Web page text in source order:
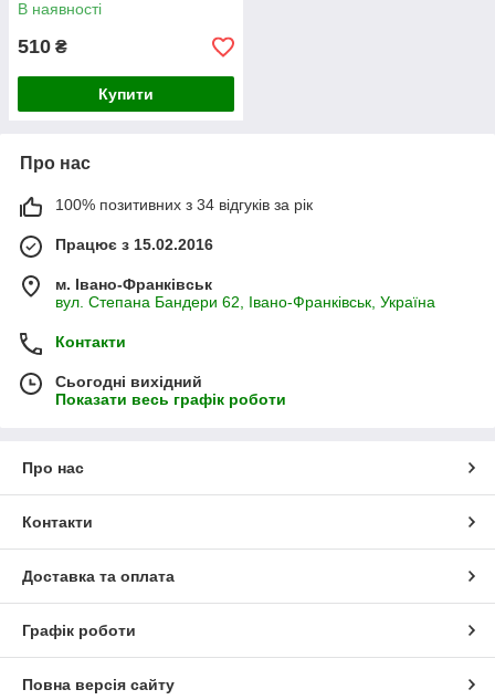
В наявності
510 ₴
Купити
Про нас
100% позитивних з 34 відгуків за рік
Працює з 15.02.2016
м. Івано-Франківськ
вул. Степана Бандери 62, Івано-Франківськ, Україна
Контакти
Сьогодні вихідний
Показати весь графік роботи
Про нас
Контакти
Доставка та оплата
Графік роботи
Повна версія сайту